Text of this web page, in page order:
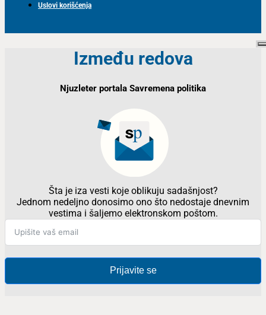
Uslovi korišćenja
Između redova
Njuzleter portala Savremena politika
Šta je iza vesti koje oblikuju sadašnjost?
Jednom nedeljno donosimo ono što nedostaje dnevnim
vestima i šaljemo elektronskom poštom.
Prijavite se